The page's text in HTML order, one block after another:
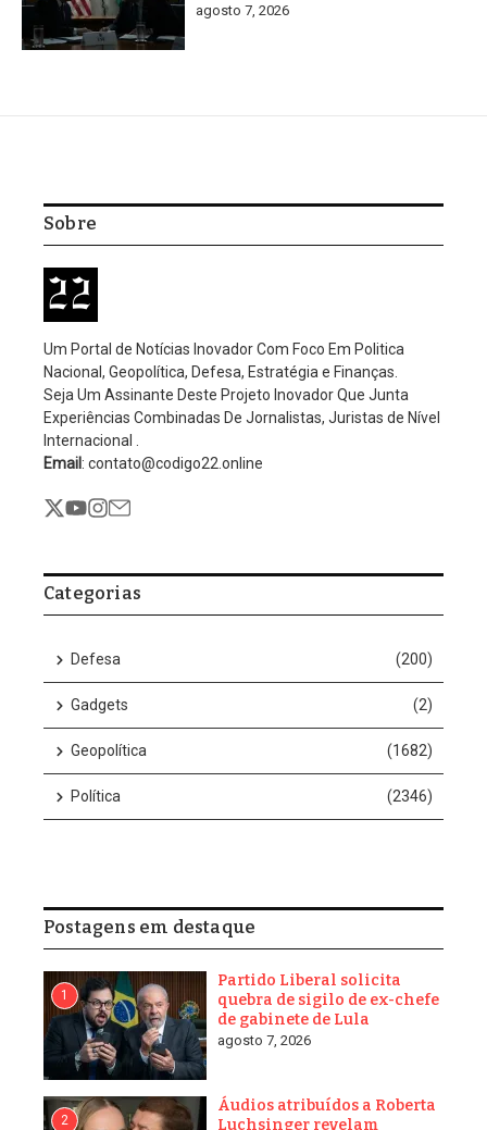
agosto 7, 2026
Sobre
Um Portal de Notícias Inovador Com Foco Em Politica
Nacional, Geopolítica, Defesa, Estratégia e Finanças.
Seja Um Assinante Deste Projeto Inovador Que Junta
Experiências Combinadas De Jornalistas, Juristas de Nível
Internacional .
Email : contato@codigo22.online
Categorias
Defesa (200)
Gadgets (2)
Geopolítica (1682)
Política (2346)
Postagens em destaque
1
Partido Liberal solicita
quebra de sigilo de ex-chefe
de gabinete de Lula
agosto 7, 2026
2
Áudios atribuídos a Roberta
Luchsinger revelam